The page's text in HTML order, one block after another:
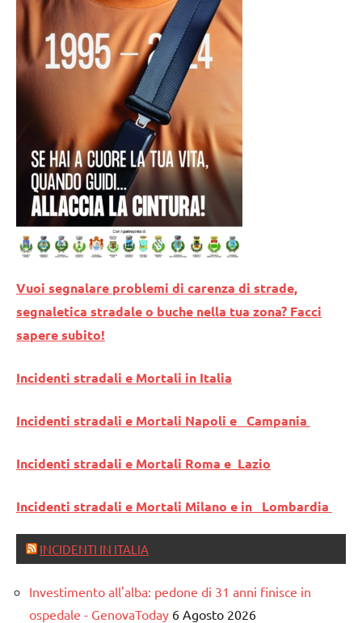
Vuoi segnalare problemi di carenza di strade,
segnaletica stradale o buche nella tua zona? Facci
sapere subito!
Incidenti stradali e Mortali in Italia
Incidenti stradali e Mortali Napoli e Campania
Incidenti stradali e Mortali Roma e Lazio
Incidenti stradali e Mortali Milano e in Lombardia
INCIDENTI IN ITALIA
Investimento all'alba: pedone di 31 anni finisce in
ospedale - GenovaToday 6 Agosto 2026